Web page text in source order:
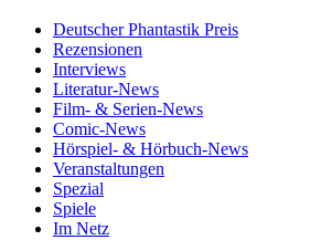
Deutscher Phantastik Preis
Rezensionen
Interviews
Literatur-News
Film- & Serien-News
Comic-News
Hörspiel- & Hörbuch-News
Veranstaltungen
Spezial
Spiele
Im Netz